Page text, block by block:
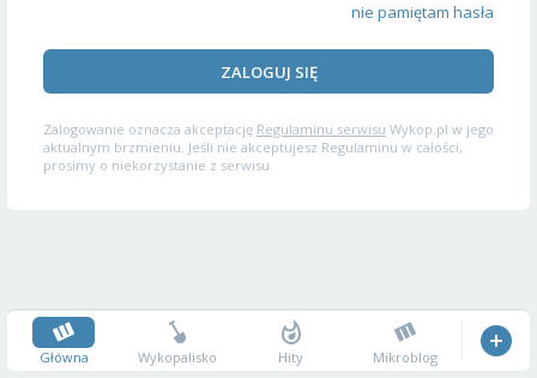
nie pamiętam hasła
ZALOGUJ SIĘ
Zalogowanie oznacza akceptację Regulaminu serwisu Wykop.pl w jego
aktualnym brzmieniu. Jeśli nie akceptujesz Regulaminu w całości,
prosimy o niekorzystanie z serwisu.
Główna Wykopalisko Hity Mikroblog